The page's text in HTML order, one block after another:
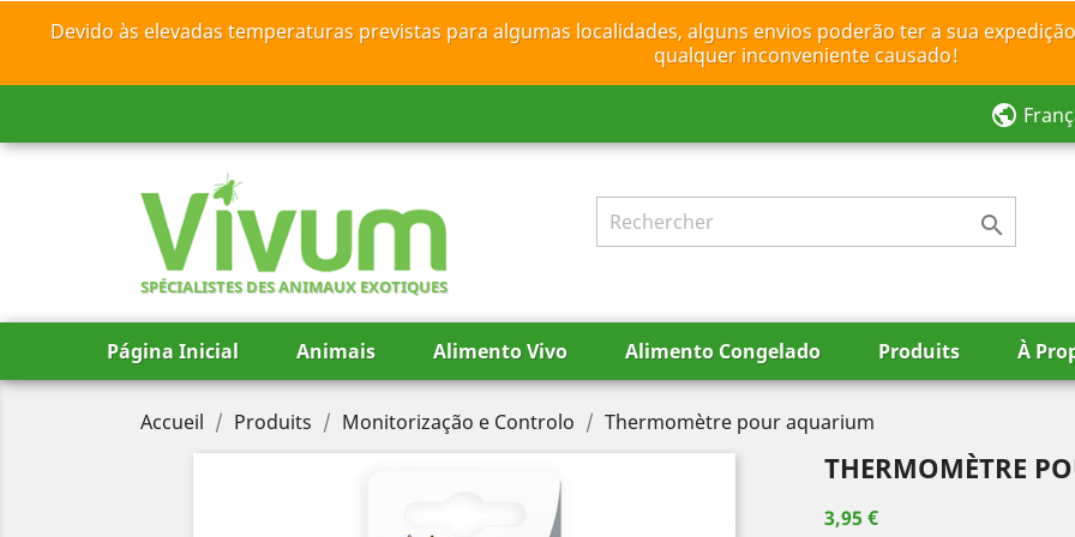
Devido às elevadas temperaturas previstas para algumas localidades, alguns envios poderão ter a sua
qualquer inconveniente causado!
public
SPÉCIALISTES DES ANIMAUX EXOTIQUES

Página Inicial Animais Alimento Vivo Alimento Congelado Produits À
Accueil Produits Monitorização e Controlo Thermomètre pour aquarium
THERMOMÈTRE
3,95 €